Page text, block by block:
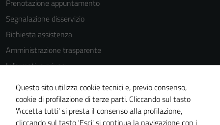
Prenotazione appuntamento
Segnalazione disservizio
Richiesta assistenza
Amministrazione trasparente
Informativa privacy
Note legali
Dichiarazione di accessibilità
Questo sito utilizza cookie tecnici e, previo consenso,
cookie di profilazione di terze parti. Cliccando sul tasto
'Accetta tutti' si presta il consenso alla profilazione,
cliccando sul tasto 'Esci' si continua la navigazione con i